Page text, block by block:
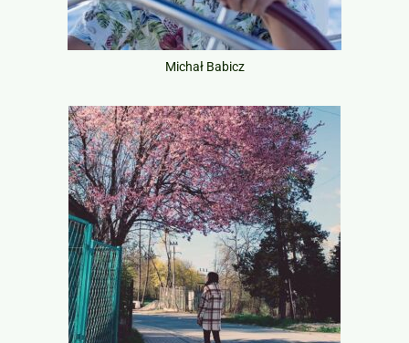
Michał Babicz